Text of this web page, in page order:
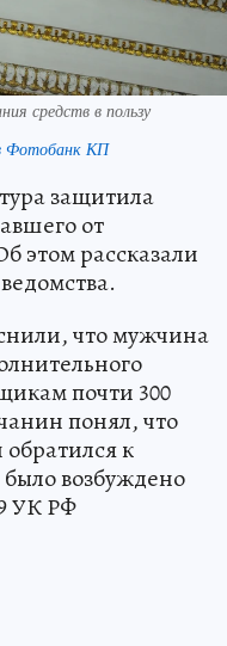
средств в пользу
Фотобанк КП
защитила
от
этом рассказали
что мужчина
почти 300
понял, что
к
возбуждено
УК РФ